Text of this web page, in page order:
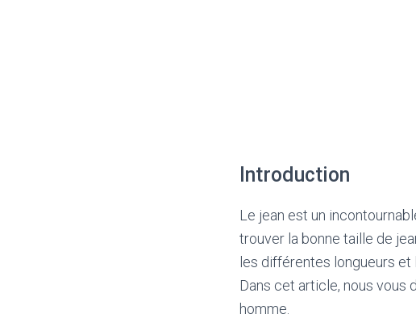
Introduction
Le jean est un
trouver la bonne taille de
les différentes longueurs et
Dans cet article, nous vous
homme.